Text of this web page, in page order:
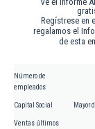
Regístrese en
regalamos el
de esta
Número de
empleados
Capital Social Mayor
Ventas últimos